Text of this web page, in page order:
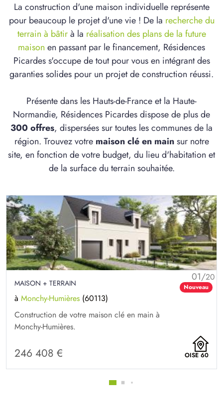
La construction d'une maison individuelle représente
pour beaucoup le projet d'une vie ! De la recherche du
terrain à bâtirà la réalisation des plans de la future
maison en passant par le financement, Résidences
Picardes s'occupe de tout pour vous en intégrant des
garanties solides pour un projet de construction réussi.
Présente dans les Hauts-de-France et la Haute-
Normandie, Résidences Picardes dispose de plus de
300 offres, dispersées sur toutes les communes de la
région. Trouvez votre maison clé en mainsur notre
site, en fonction de votre budget, du lieu d'habitation et
de la surface du terrain souhaitée.
01/20
Nouveau
MAISON + TERRAIN
à Monchy-Humières (60113)
Construction de votre maison clé en main à
Monchy-Humières.
246 408 € OISE 60